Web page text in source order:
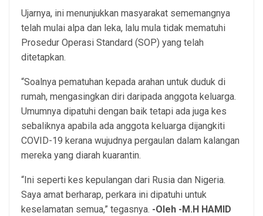
Ujarnya, ini menunjukkan masyarakat sememangnya
telah mulai alpa dan leka, lalu mula tidak mematuhi
Prosedur Operasi Standard (SOP) yang telah
ditetapkan.
“Soalnya pematuhan kepada arahan untuk duduk di
rumah, mengasingkan diri daripada anggota keluarga.
Umumnya dipatuhi dengan baik tetapi ada juga kes
sebaliknya apabila ada anggota keluarga dijangkiti
COVID-19 kerana wujudnya pergaulan dalam kalangan
mereka yang diarah kuarantin.
“Ini seperti kes kepulangan dari Rusia dan Nigeria.
Saya amat berharap, perkara ini dipatuhi untuk
keselamatan semua,” tegasnya. -Oleh -M.H HAMID